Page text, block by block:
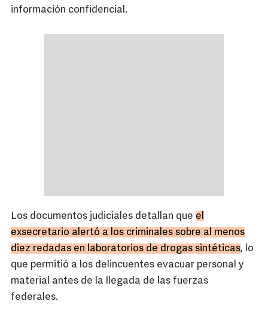
información confidencial.
Los documentos judiciales detallan que el
exsecretario alertó a los criminales sobre al menos
diez redadas en laboratorios de drogas sintéticas, lo
que permitió a los delincuentes evacuar personal y
material antes de la llegada de las fuerzas
federales.